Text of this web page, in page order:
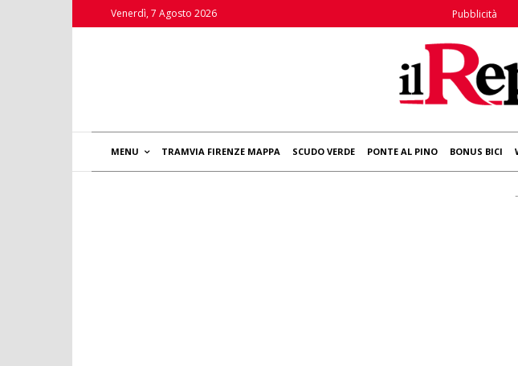
Venerdì, 7 Agosto 2026 Pubblicità
MENU TRAMVIA FIRENZE MAPPA SCUDO VERDE PONTE AL PINO BONUS BICI